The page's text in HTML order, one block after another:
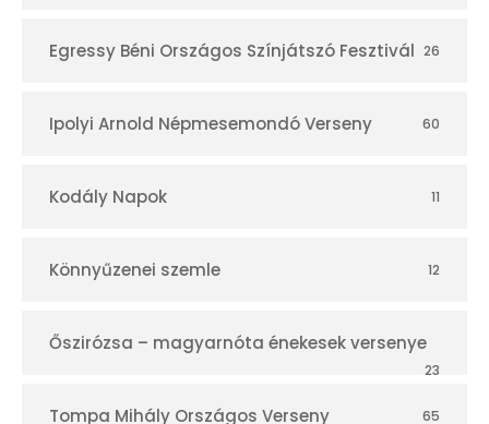
Egressy Béni Országos Színjátszó Fesztivál 26
Ipolyi Arnold Népmesemondó Verseny 60
Kodály Napok 11
Könnyűzenei szemle 12
Őszirózsa – magyarnóta énekesek versenye
23
Tompa Mihály Országos Verseny 65